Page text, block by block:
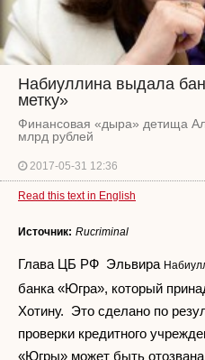
Набиуллина выдала
метку»
Финансовая «дыра» детища
млрд рублей
2017-05-31 12:36
Read this text in English
Источник: Rucriminal
Глава ЦБ РФ Эльвира
банка «Югра», который
Хотину. Это сделано по
проверки кредитного
«Югры» может быть